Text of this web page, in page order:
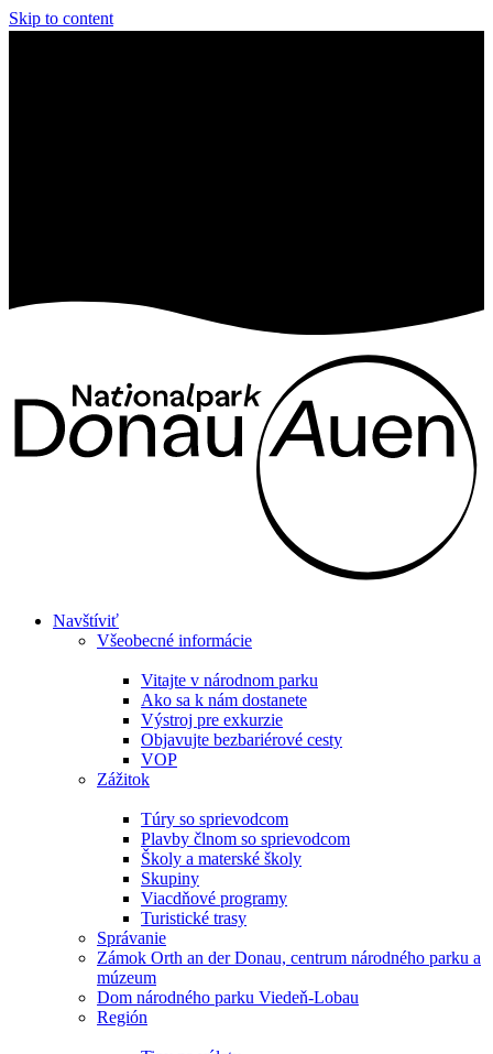
Skip to content
Navštíviť
Všeobecné informácie
Vitajte v národnom parku
Ako sa k nám dostanete
Výstroj pre exkurzie
Objavujte bezbariérové cesty
VOP
Zážitok
Túry so sprievodcom
Plavby člnom so sprievodcom
Školy a materské školy
Skupiny
Viacdňové programy
Turistické trasy
Správanie
Zámok Orth an der Donau, centrum národného parku a
múzeum
Dom národného parku Viedeň-Lobau
Región